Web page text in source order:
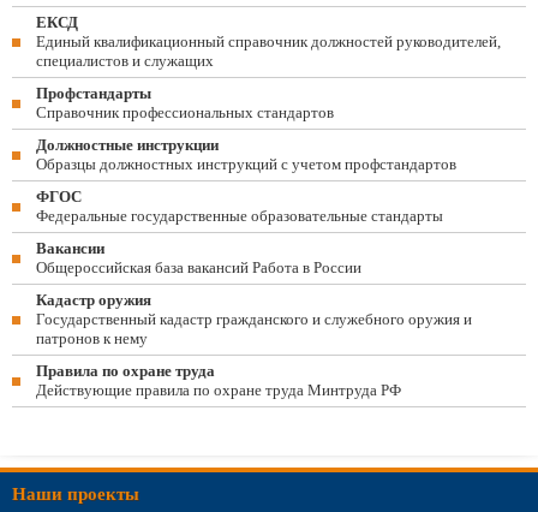
ЕКСД
Единый квалификационный справочник должностей руководителей,
специалистов и служащих
Профстандарты
Справочник профессиональных стандартов
Должностные инструкции
Образцы должностных инструкций с учетом профстандартов
ФГОС
Федеральные государственные образовательные стандарты
Вакансии
Общероссийская база вакансий Работа в России
Кадастр оружия
Государственный кадастр гражданского и служебного оружия и
патронов к нему
Правила по охране труда
Действующие правила по охране труда Минтруда РФ
Наши проекты